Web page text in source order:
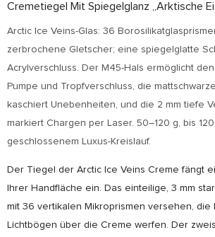
Cremetiegel Mit Spiegelglanz „Arktische
Arctic Ice Veins-Glas: 36
zerbrochene Gletscher; eine spiegelglatte
Acrylverschluss. Der M45-Hals ermöglicht
Pumpe und Tropfverschluss, die
kaschiert Unebenheiten, und die 2 mm tiefe
markiert Chargen per Laser. 50–120 g, bis
geschlossenem Luxus-Kreislauf.
Der Tiegel der Arctic Ice Veins Creme fängt
Ihrer Handfläche ein. Das einteilige, 3 mm
mit 36 ​​vertikalen Mikroprismen versehen, die
Lichtbögen über die Creme werfen. Der